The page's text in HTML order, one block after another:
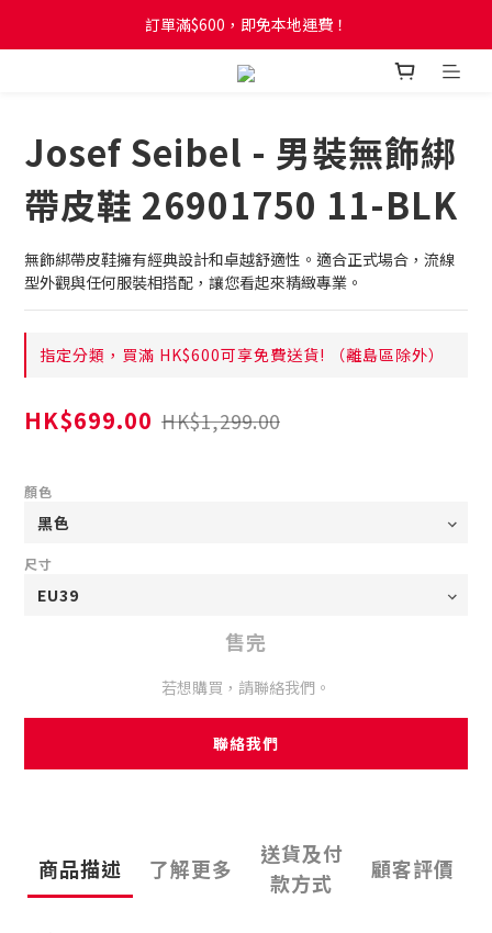
訂單滿$600，即免本地運費！
訂單滿$600，即免本地運費！
全新網店會員制度! 2%消費回贈! 買1蚊儲1分! 儲夠50分當1蚊!
Josef Seibel - 男裝無飾綁
帶皮鞋 26901750 11-BLK
無飾綁帶皮鞋擁有經典設計和卓越舒適性。適合正式場合，流線
型外觀與任何服裝相搭配，讓您看起來精緻專業。
指定分類，買滿 HK$600可享免費送貨! （離島區除外）
HK$699.00 HK$1,299.00
顏色
尺寸
售完
若想購買，請聯絡我們。
聯絡我們
商品描述 了解更多
送貨及付
款方式
顧客評價